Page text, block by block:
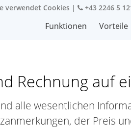
verwendet Cookies | +43 2246 5
Funktionen Vorteile
Rechnung auf
alle wesentlichen
der Preis